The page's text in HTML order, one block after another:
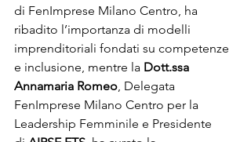
di FenImprese Milano Centro, ha
ribadito l’importanza di modelli
imprenditoriali fondati su competenze
e inclusione, mentre la Dott.ssa
Annamaria Romeo, Delegata
FenImprese Milano Centro per la
Leadership Femminile e Presidente